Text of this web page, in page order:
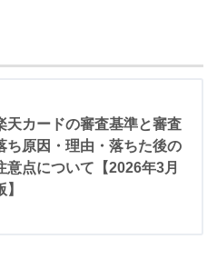
天カードの審査基準と審査
ち原因・理由・落ちた後の
意点について【2026年3月
】